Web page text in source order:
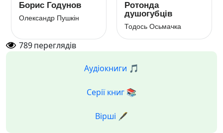
Борис Годунов
Олександр Пушкін
Ротонда
душогубців
Тодось Осьмачка
789переглядів
Аудіокниги 🎵
Серії книг 📚
Вірші 🖋️